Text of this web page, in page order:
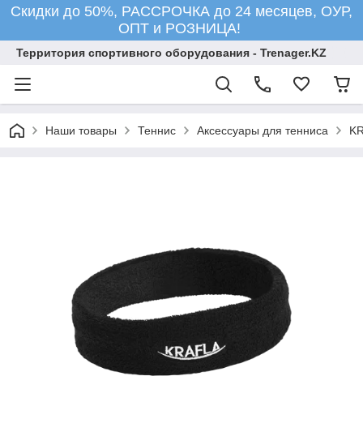
Скидки до 50%, РАССРОЧКА до 24 месяцев, ОУР,
ОПТ и РОЗНИЦА!
Территория спортивного оборудования - Trenager.KZ
Наши товары Теннис Аксессуары для тенниса